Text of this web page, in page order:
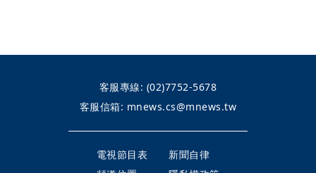
客服專線: (02)7752-5678
客服信箱: mnews.cs@mnews.tw
電視節目表
新聞自律